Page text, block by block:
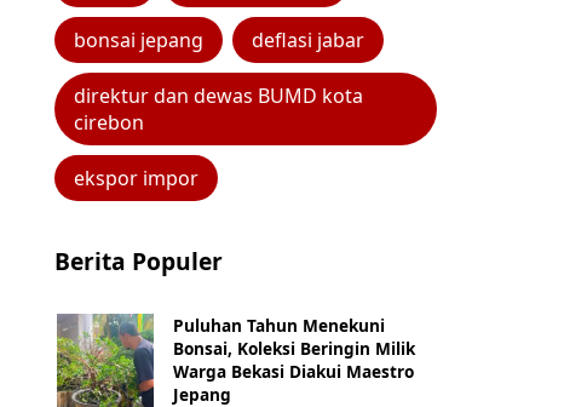
bonsai jepang deflasi jabar
direktur dan dewas BUMD kota
cirebon
ekspor impor
Berita Populer
Puluhan Tahun Menekuni
Bonsai, Koleksi Beringin Milik
Warga Bekasi Diakui Maestro
Jepang